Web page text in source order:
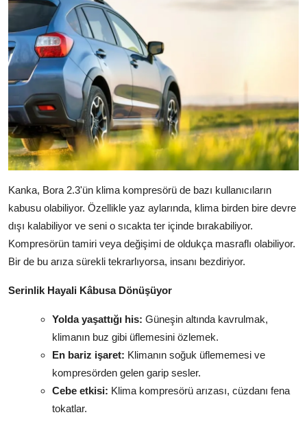
Kanka, Bora 2.3'ün klima kompresörü de bazı kullanıcıların
kabusu olabiliyor. Özellikle yaz aylarında, klima birden bire devre
dışı kalabiliyor ve seni o sıcakta ter içinde bırakabiliyor.
Kompresörün tamiri veya değişimi de oldukça masraflı olabiliyor.
Bir de bu arıza sürekli tekrarlıyorsa, insanı bezdiriyor.
Serinlik Hayali Kâbusa Dönüşüyor
Yolda yaşattığı his: Güneşin altında kavrulmak,
klimanın buz gibi üflemesini özlemek.
En bariz işaret: Klimanın soğuk üflememesi ve
kompresörden gelen garip sesler.
Cebe etkisi: Klima kompresörü arızası, cüzdanı fena
tokatlar.